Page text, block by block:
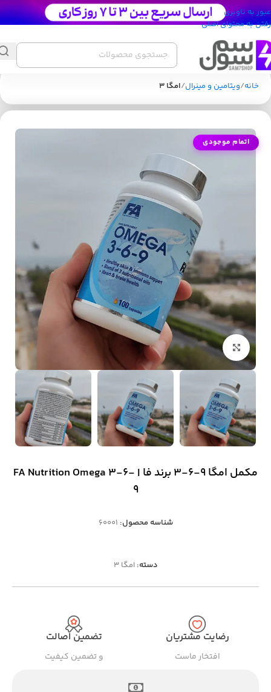
عبور به ناوبری
رفتن به محتوای اصلی
خانه ویتامین و مینرال امگا 3
اتمام موجودی
بزرگنمایی تصویر
مکمل امگا 9-6-3 برند فا | FA Nutrition Omega 3-6-
9
شناسه محصول: 60001
دسته: امگا 3
رضایت مشتریان
افتخار ماست
تضمین اصالت
و تضمین کیفیت